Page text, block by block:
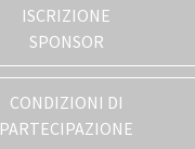
ISCRIZIONE
SPONSOR
CONDIZIONI DI
PARTECIPAZIONE